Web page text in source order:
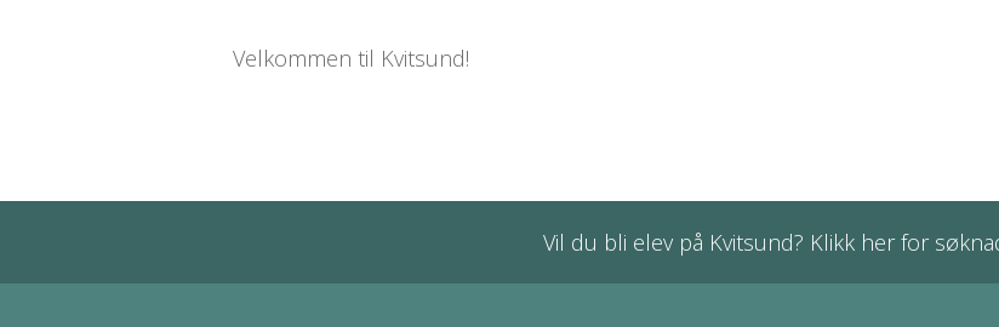
Velkommen til Kvitsund!
Vil du bli elev på Kvitsund? Klikk her for